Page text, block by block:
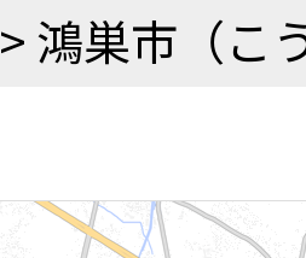
> 鴻巣市（こ